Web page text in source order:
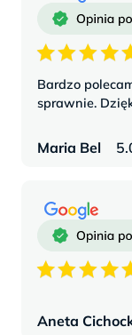
Bardzo
sprawnie.
Maria Bel
Aneta